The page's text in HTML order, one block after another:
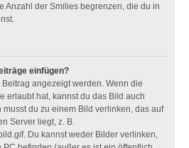
Anzahl der Smilies begrenzen, die du in
einfügen?
angezeigt werden. Wenn die
erlaubt hat, kannst du das Bild auch
du zu einem Bild verlinken, das auf
Server liegt, z. B.
Du kannst weder Bilder verlinken,